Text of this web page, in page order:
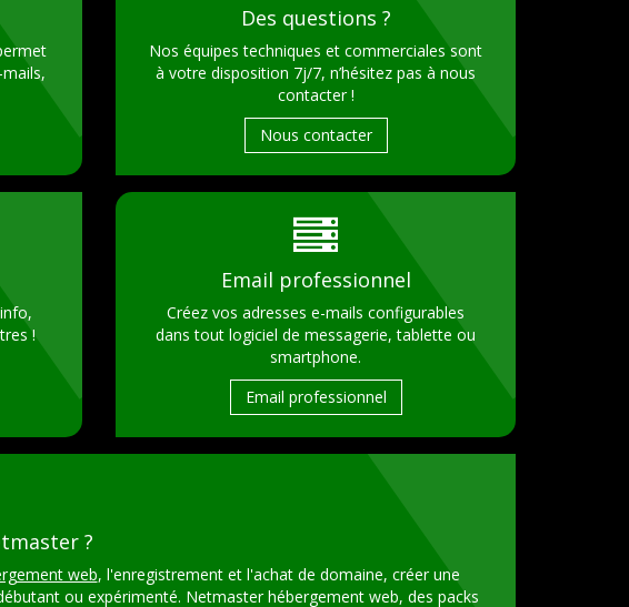
Des questions ?
Nos équipes techniques et commerciales sont
à votre disposition 7j/7, n’hésitez pas à nous
contacter !
Nous contacter
!
Email professionnel
Créez vos adresses e-mails configurables
dans tout logiciel de messagerie, tablette ou
smartphone.
Email professionnel
?
web, l'enregistrement et l'achat de domaine, créer une
ou expérimenté. Netmaster hébergement web, des packs